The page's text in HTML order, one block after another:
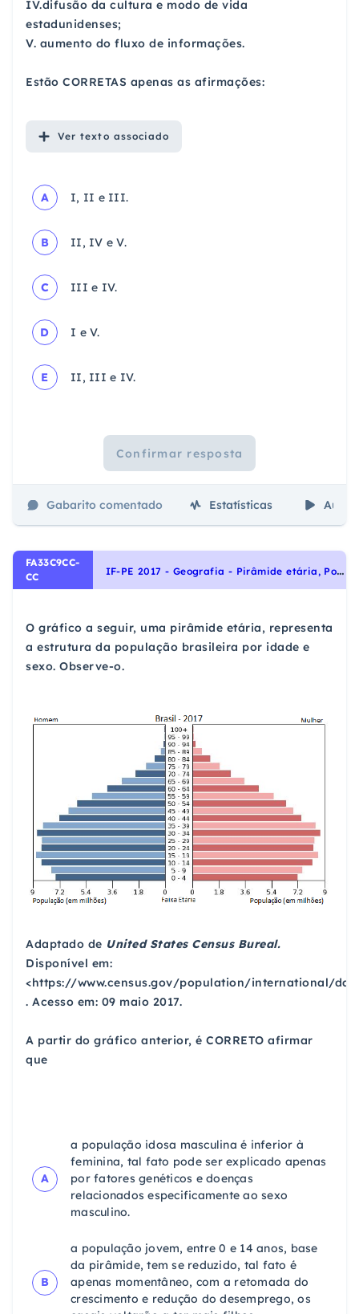
IV.difusão da cultura e modo de vida
estadunidenses;
V. aumento do fluxo de informações.
Estão CORRETAS apenas as afirmações:
Ver texto associado
A I, II e III.
B II, IV e V.
C III e IV.
D I e V.
E II, III e IV.
Confirmar resposta
Gabarito comentado Estatísticas Aulas
FA33C9CC-
CC
I
F-PE 2017 - Geografia - Pirâmide etária, População
O gráfico a seguir, uma pirâmide etária, representa
a estrutura da população brasileira por idade e
sexo. Observe-o.
Adaptado de United States Census Bureal.
Disponível em:
<https://www.census.gov/population/international/
. Acesso em: 09 maio 2017.
A partir do gráfico anterior, é CORRETO afirmar
que
A
a população idosa masculina é inferior à
feminina, tal fato pode ser explicado apenas
por fatores genéticos e doenças
relacionados especificamente ao sexo
masculino.
B
a população jovem, entre 0 e 14 anos, base
da pirâmide, tem se reduzido, tal fato é
apenas momentâneo, com a retomada do
crescimento e redução do desemprego, os